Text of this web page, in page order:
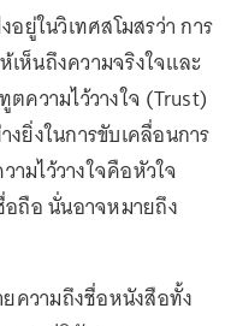
ในวิเทศสโมสรว่า การ
ห็นถึงความจริงใจและ
ตความไว้วางใจ (Trust)
งในการขับเคลื่อนการ
มไว้วางใจคือหัวใจ
ถือ นั่นอาจหมายถึง
ความถึงชื่อหนังสือทั้ง